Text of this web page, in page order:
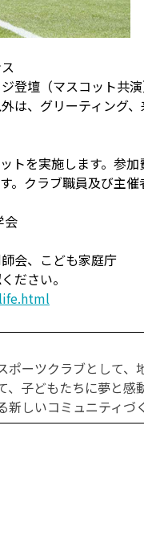
登壇（マスコット共演
、グリーティング、
トを実施します。参加
クラブ職員及び主
会
会、こども家庭庁
ださい。
ーツクラブとして、
子どもたちに夢と感
しいコミュニティづ